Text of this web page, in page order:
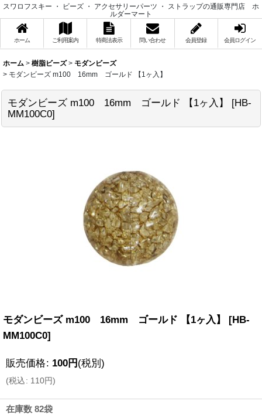
スワロフスキー ・ ビーズ ・ アクセサリーパーツ ・ ストラップの通販専門店 ホ
ルダーマート
ホーム ご利用案内 特商法表示 問い合わせ 会員登録 会員ログイン
ホーム > 樹脂ビーズ > モダンビーズ
> モダンビーズ m100 16mm ゴールド 【1ヶ入】
モダンビーズ m100 16mm ゴールド 【1ヶ入】 [HB-
MM100C0]
モダンビーズ m100 16mm ゴールド 【1ヶ入】 [HB-
MM100C0]
販売価格: 100円 (税別)
(税込: 110円)
在庫数 82袋